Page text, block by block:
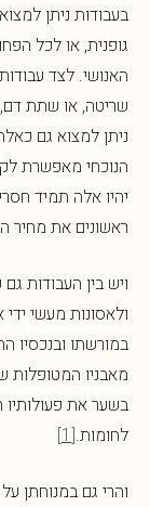
בעבודות ניתן
גופנית, או לכל
האנושי. לצד
שריטה, או שתת דם,
ניתן למצוא גם
הנוכחי מאפשרת
יהיו אלה תמיד
ראשונים את מחיר
ויש בין העבודות
ולאסונות מעשי
במורשתו ובנכסיו
מאבניו המטופלות
בשער את
לחומות.[1]
והרי גם במנוחתן